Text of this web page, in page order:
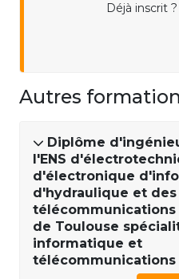
Déjà inscrit ?
Autres
Diplôme
l'ENS
d'électronique
d'hydraulique et des
télécommunications
de Toulouse
informatique et
télécommunications